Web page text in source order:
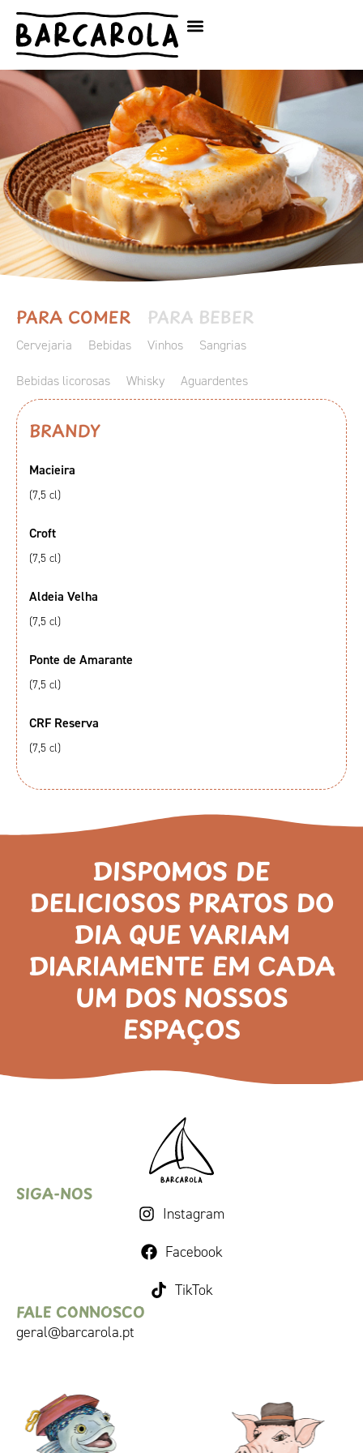
PARA COMER PARA BEBER
Cervejaria Bebidas Vinhos Sangrias
Bebidas licorosas Whisky Aguardentes
BRANDY
Macieira
(7,5 cl)
Croft
(7,5 cl)
Aldeia Velha
(7,5 cl)
Ponte de Amarante
(7,5 cl)
CRF Reserva
(7,5 cl)
DISPOMOS DE
DELICIOSOS PRATOS DO
DIA QUE VARIAM
DIARIAMENTE EM CADA
UM DOS NOSSOS
ESPAÇOS
SIGA-NOS
Instagram
Facebook
TikTok
FALE CONNOSCO
geral@barcarola.pt